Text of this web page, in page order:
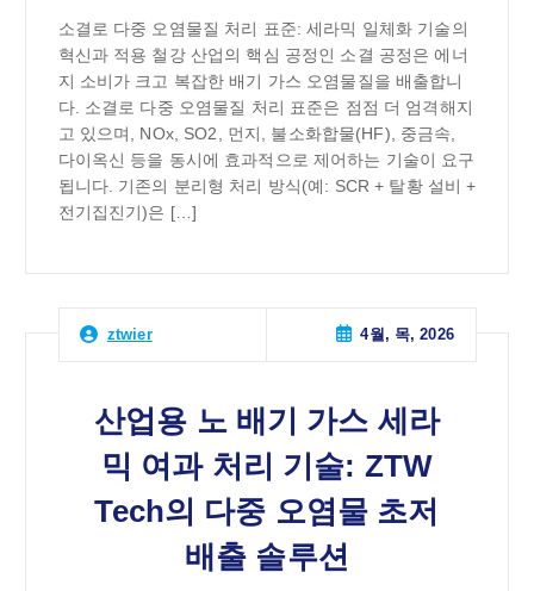
소결로 다중 오염물질 처리 표준: 세라믹 일체화 기술의
혁신과 적용 철강 산업의 핵심 공정인 소결 공정은 에너
지 소비가 크고 복잡한 배기 가스 오염물질을 배출합니
다. 소결로 다중 오염물질 처리 표준은 점점 더 엄격해지
고 있으며, NOx, SO2, 먼지, 불소화합물(HF), 중금속,
다이옥신 등을 동시에 효과적으로 제어하는 기술이 요구
됩니다. 기존의 분리형 처리 방식(예: SCR + 탈황 설비 +
전기집진기)은 […]
ztwier 4월, 목, 2026
산업용 노 배기 가스 세라
믹 여과 처리 기술: ZTW
Tech의 다중 오염물 초저
배출 솔루션